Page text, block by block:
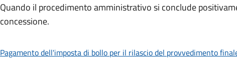
Quando il procedimento amministrativo si conclude
concessione.
Pagamento dell'imposta di bollo per il rilascio del provvedimento